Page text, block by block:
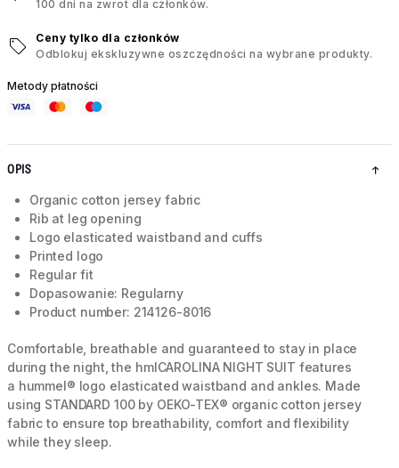
100 dni na zwrot dla członków.
Ceny tylko dla członków
Odblokuj ekskluzywne oszczędności na wybrane produkty.
Metody płatności
OPIS
Organic cotton jersey fabric
Rib at leg opening
Logo elasticated waistband and cuffs
Printed logo
Regular fit
Dopasowanie: Regularny
Product number: 214126-8016
Comfortable, breathable and guaranteed to stay in place
during the night, the hmlCAROLINA NIGHT SUIT features
a hummel® logo elasticated waistband and ankles. Made
using STANDARD 100 by OEKO-TEX® organic cotton jersey
fabric to ensure top breathability, comfort and flexibility
while they sleep.